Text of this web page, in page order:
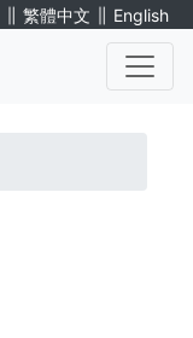
∥ 繁體中文 ∥ English